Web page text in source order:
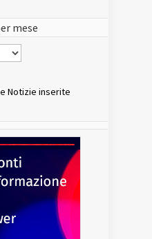
mese
Notizie inserite